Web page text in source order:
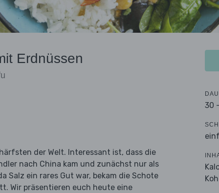
Erdnüssen
der Welt. Interessant ist, dass die
nach China kam und zunächst nur als
Salz ein rares Gut war, bekam die Schote
Wir präsentieren euch heute eine
30